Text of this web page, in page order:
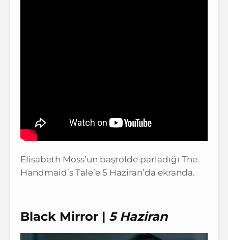
Elisabeth Moss’un başrolde parladığı The
Handmaid’s Tale’e 5 Haziran’da ekranda.
Black Mirror | 5 Haziran